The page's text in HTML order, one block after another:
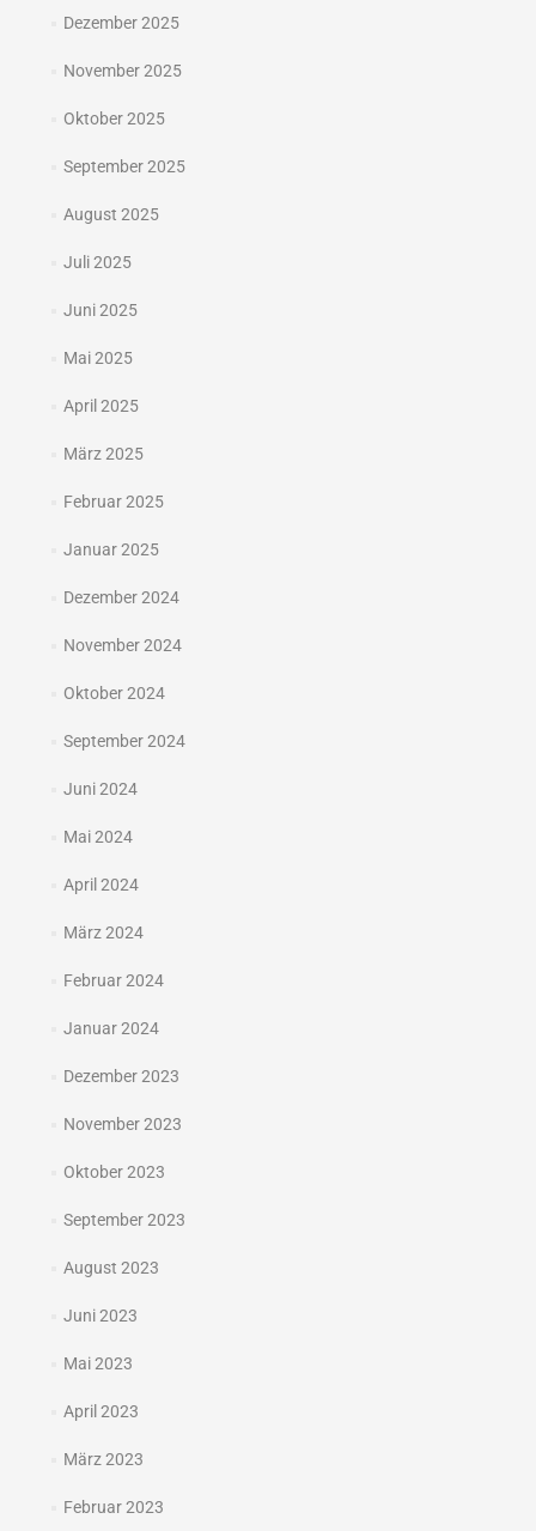
Dezember 2025
November 2025
Oktober 2025
September 2025
August 2025
Juli 2025
Juni 2025
Mai 2025
April 2025
März 2025
Februar 2025
Januar 2025
Dezember 2024
November 2024
Oktober 2024
September 2024
Juni 2024
Mai 2024
April 2024
März 2024
Februar 2024
Januar 2024
Dezember 2023
November 2023
Oktober 2023
September 2023
August 2023
Juni 2023
Mai 2023
April 2023
März 2023
Februar 2023